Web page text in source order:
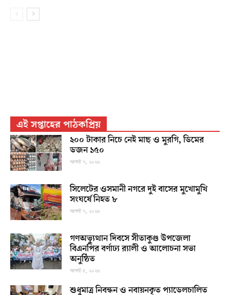
এই সপ্তাহের পাঠকপ্রিয়
২০০ টাকার নিচে নেই মাছ ও মুরগি, ডিমের
ডজন ১৫০
আগস্ট ৭, ২০২৬
সিলেটের ওসমানী নগরে দুই বাসের মুখোমুখি
সংঘর্ষে নিহত ৮
আগস্ট ৭, ২০২৬
গণঅভ্যুত্থান দিবসে সীতাকুণ্ড উপজেলা
বিএনপির বর্ণাঢ্য র‍্যালী ও আলোচনা সভা
অনুষ্ঠিত
আগস্ট ৫, ২০২৬
শুধুমাত্র নিবন্ধন ও নবায়নকৃত প্যাডেলচালিত